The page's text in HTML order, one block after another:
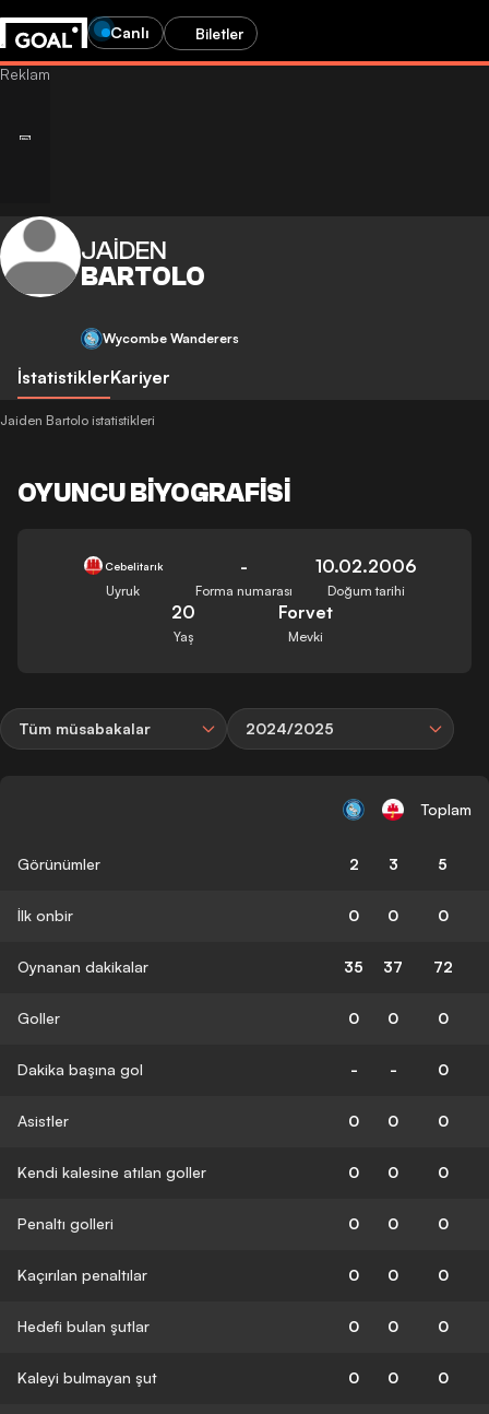
Canlı Biletler
JAIDEN
BARTOLO
Wycombe Wanderers
İstatistiklerKariyer
Jaiden Bartolo istatistikleri
OYUNCU BIYOGRAFISI
Cebelitarık
Uyruk
-
Forma numarası
10.02.2006
Doğum tarihi
20
Yaş
Forvet
Mevki
Tüm müsabakalar 2024/2025
Toplam
Görünümler 2 3 5
İlk onbir 0 0 0
Oynanan dakikalar 35 37 72
Goller 0 0 0
Dakika başına gol - - 0
Asistler 0 0 0
Kendi kalesine atılan goller 0 0 0
Penaltı golleri 0 0 0
Kaçırılan penaltılar 0 0 0
Hedefi bulan şutlar 0 0 0
Kaleyi bulmayan şut 0 0 0